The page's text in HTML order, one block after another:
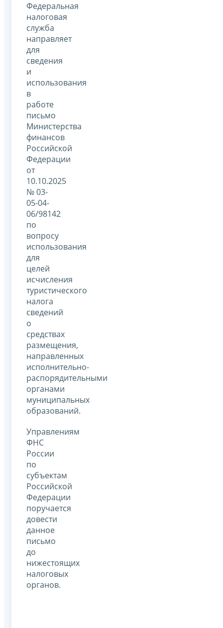
Федеральная
налоговая
служба
направляет
для
сведения
и
использования
в
работе
письмо
Министерства
финансов
Российской
Федерации
от
10.10.2025
№ 03-
05-04-
06/98142
по
вопросу
использования
для
целей
исчисления
туристического
налога
сведений
о
средствах
размещения,
направленных
исполнительно-
распорядительными
органами
муниципальных
образований.
Управлениям
ФНС
России
по
субъектам
Российской
Федерации
поручается
довести
данное
письмо
до
нижестоящих
налоговых
органов.